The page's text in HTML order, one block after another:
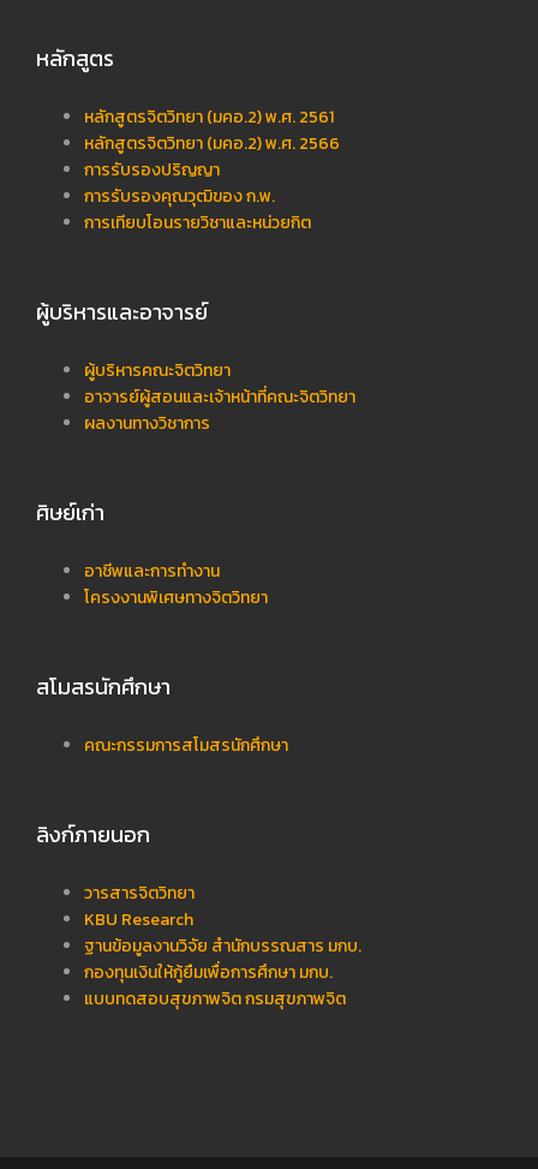
หลักสูตร
หลักสูตรจิตวิทยา (มคอ.2) พ.ศ. 2561
หลักสูตรจิตวิทยา (มคอ.2) พ.ศ. 2566
การรับรองปริญญา
การรับรองคุณวุฒิของ ก.พ.
การเทียบโอนรายวิชาและหน่วยกิต
ผู้บริหารและอาจารย์
ผู้บริหารคณะจิตวิทยา
อาจารย์ผู้สอนและเจ้าหน้าที่คณะจิตวิทยา
ผลงานทางวิชาการ
ศิษย์เก่า
อาชีพและการทำงาน
โครงงานพิเศษทางจิตวิทยา
สโมสรนักศึกษา
คณะกรรมการสโมสรนักศึกษา
ลิงก์ภายนอก
วารสารจิตวิทยา
KBU Research
ฐานข้อมูลงานวิจัย สำนักบรรณสาร มกบ.
กองทุนเงินให้กู้ยืมเพื่อการศึกษา มกบ.
แบบทดสอบสุขภาพจิต กรมสุขภาพจิต